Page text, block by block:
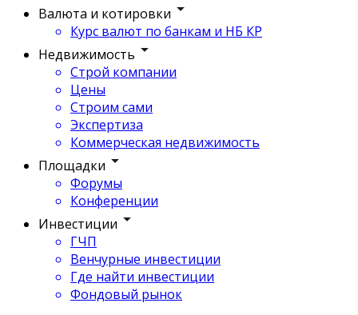
Валюта и котировки
Курс валют по банкам и НБ КР
Недвижимость
Строй компании
Цены
Строим сами
Экспертиза
Коммерческая недвижимость
Площадки
Форумы
Конференции
Инвестиции
ГЧП
Венчурные инвестиции
Где найти инвестиции
Фондовый рынок